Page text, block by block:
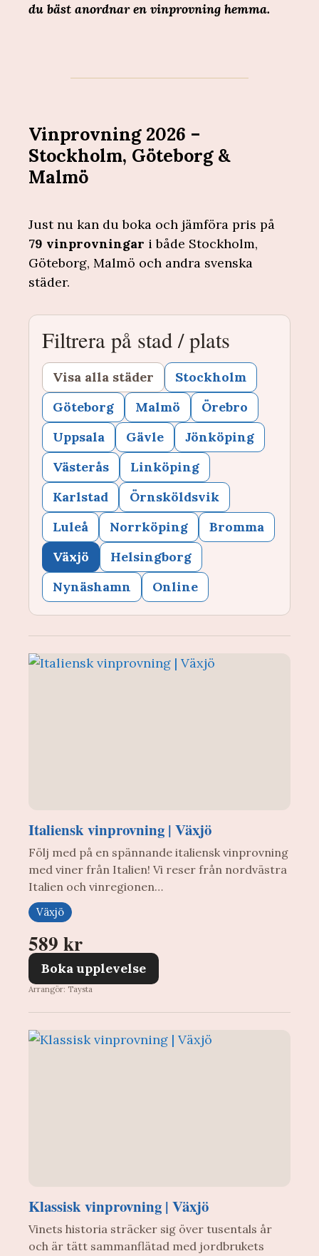
du bäst anordnar en vinprovning hemma.
Vinprovning 2026 –
Stockholm, Göteborg &
Malmö
Just nu kan du boka och jämföra pris på
79 vinprovningar i både Stockholm,
Göteborg, Malmö och andra svenska
städer.
Filtrera på stad / plats
Visa alla städer
Stockholm
Göteborg
Malmö
Örebro
Uppsala
Gävle
Jönköping
Västerås
Linköping
Karlstad
Örnsköldsvik
Luleå
Norrköping
Bromma
Växjö
Helsingborg
Nynäshamn
Online
Italiensk vinprovning | Växjö
Följ med på en spännande italiensk vinprovning
med viner från Italien! Vi reser från nordvästra
Italien och vinregionen…
Växjö
589 kr
Boka upplevelse
Arrangör: Taysta
Klassisk vinprovning | Växjö
Vinets historia sträcker sig över tusentals år
och är tätt sammanflätad med jordbrukets